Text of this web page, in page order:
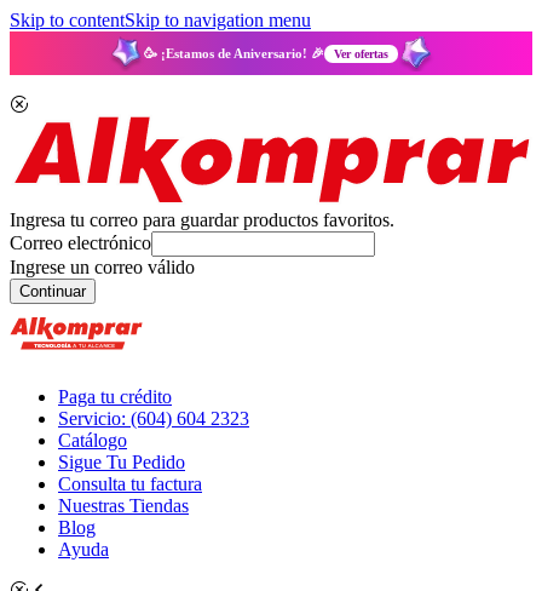
Skip to contentSkip to navigation menu
🥳 ¡Estamos de Aniversario! 🎉 Ver ofertas
Ingresa tu correo para guardar productos favoritos.
Correo electrónico
Ingrese un correo válido
Continuar
Paga tu crédito
Servicio: (604) 604 2323
Catálogo
Sigue Tu Pedido
Consulta tu factura
Nuestras Tiendas
Blog
Ayuda